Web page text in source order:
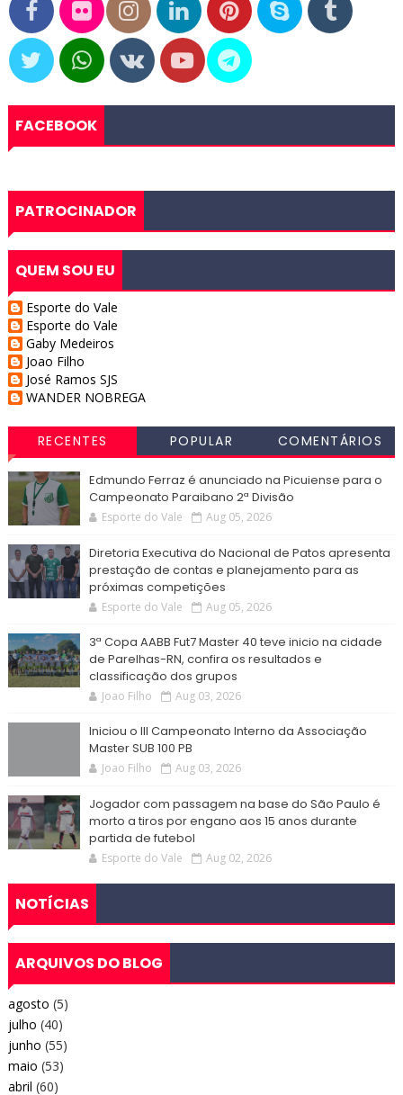
FACEBOOK
PATROCINADOR
QUEM SOU EU
Esporte do Vale
Esporte do Vale
Gaby Medeiros
Joao Filho
José Ramos SJS
WANDER NOBREGA
RECENTES POPULAR COMENTÁRIOS
Edmundo Ferraz é anunciado na Picuiense para o
Campeonato Paraibano 2ª Divisão
Esporte do Vale Aug 05, 2026
Diretoria Executiva do Nacional de Patos apresenta
prestação de contas e planejamento para as
próximas competições
Esporte do Vale Aug 05, 2026
3ª Copa AABB Fut7 Master 40 teve inicio na cidade
de Parelhas-RN, confira os resultados e
classificação dos grupos
Joao Filho Aug 03, 2026
Iniciou o III Campeonato Interno da Associação
Master SUB 100 PB
Joao Filho Aug 03, 2026
Jogador com passagem na base do São Paulo é
morto a tiros por engano aos 15 anos durante
partida de futebol
Esporte do Vale Aug 02, 2026
NOTÍCIAS
ARQUIVOS DO BLOG
agosto (5)
julho (40)
junho (55)
maio (53)
abril (60)